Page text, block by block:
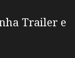
Trailer e